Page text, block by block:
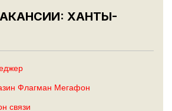
ХАНТЫ-
Флагман Мегафон
связи